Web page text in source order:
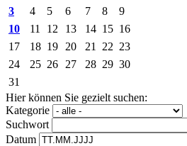
3
4 5 6 7 8
9
10
11 12 13 14 15 16
17
18 19 20 21 22 23
24
25 26 27 28 29 30
31
Hier können Sie gezielt suchen:
Kategorie
Suchwort
Datum